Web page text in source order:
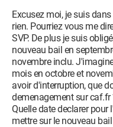
Excusez moi, je suis
rien. Pourriez vous me
SVP. De plus je suis
nouveau bail en
novembre inclu.
mois en octobre et
avoir d'interruption, que
demenagement sur caf.fr
Quelle date declarer pour
mettre sur le nouveau